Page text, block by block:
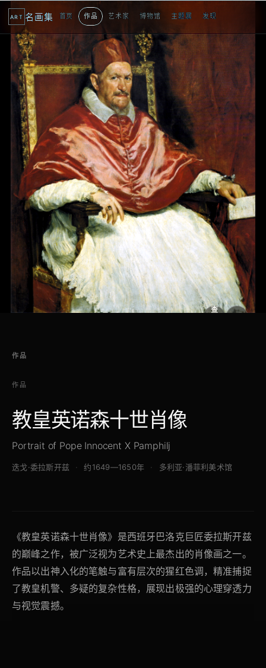
ART 名画集 首页 作品 艺术家 博物馆 主题展 发现
查
作品
作品
教皇英诺森十世肖像
Portrait of Pope Innocent X Pamphilj
迭戈·委拉斯开兹 约1649—1650年 多利亚·潘菲利美术馆
《教皇英诺森十世肖像》是西班牙巴洛克巨匠委拉斯开兹
的巅峰之作，被广泛视为艺术史上最杰出的肖像画之一。
作品以出神入化的笔触与富有层次的猩红色调，精准捕捉
了教皇机警、多疑的复杂性格，展现出极强的心理穿透力
与视觉震撼。